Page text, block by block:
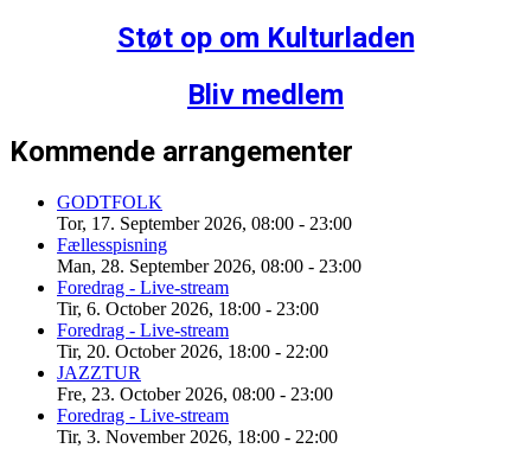
Støt op om Kulturladen
Bliv medlem
Kommende arrangementer
GODTFOLK
Tor, 17. September 2026, 08:00 - 23:00
Fællesspisning
Man, 28. September 2026, 08:00 - 23:00
Foredrag - Live-stream
Tir, 6. October 2026, 18:00 - 23:00
Foredrag - Live-stream
Tir, 20. October 2026, 18:00 - 22:00
JAZZTUR
Fre, 23. October 2026, 08:00 - 23:00
Foredrag - Live-stream
Tir, 3. November 2026, 18:00 - 22:00